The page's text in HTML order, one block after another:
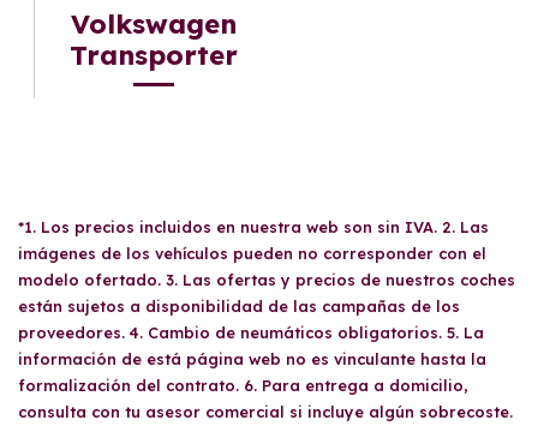
Volkswagen
Transporter
*1. Los precios incluidos en nuestra web son sin IVA. 2. Las
imágenes de los vehículos pueden no corresponder con el
modelo ofertado. 3. Las ofertas y precios de nuestros coches
están sujetos a disponibilidad de las campañas de los
proveedores. 4. Cambio de neumáticos obligatorios. 5. La
información de está página web no es vinculante hasta la
formalización del contrato. 6. Para entrega a domicilio,
consulta con tu asesor comercial si incluye algún sobrecoste.